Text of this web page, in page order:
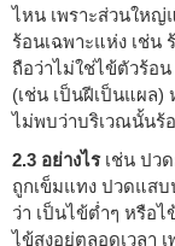
ไหน เพราะส่วนใหญ่
ร้อนเฉพาะแห่ง เช่
ถือว่าไม่ใช่ไข้ตัวร้อ
(เช่น เป็นฝีเป็นแผล)
ไม่พบว่าบริเวณนั้นร้
2.3 อย่างไร เช่น ปว
ถูกเข็มแทง ปวดแสบ
ว่า เป็นไข้ต่ำๆ หรือไ
ไข้สูงอยู่ตลอดเวลา